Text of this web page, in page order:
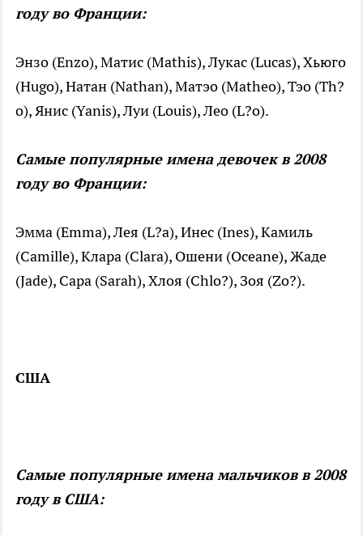
году во Франции:
Энзо (Enzo), Матис (Mathis), Лукас (Lucas), Хьюго
(Hugo), Натан (Nathan), Матэо (Matheo), Тэо (Th?
o), Янис (Yanis), Луи (Louis), Лео (L?o).
Самые популярные имена девочек в 2008
году во Франции:
Эмма (Emma), Лея (L?a), Инес (Ines), Камиль
(Camille), Клара (Clara), Ошени (Oceane), Жаде
(Jade), Сара (Sarah), Хлоя (Chlo?), Зоя (Zo?).
США
Самые популярные имена мальчиков в 2008
году в США: